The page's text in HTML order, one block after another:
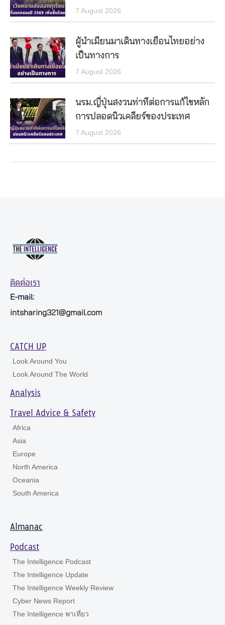
7 August 2026
ผู้นำเมียนมาเดินทางเยือนไทยอย่าง
เป็นทางการ
7 August 2026
นรม.ญี่ปุ่นสงวนท่าทีต่อการแก้ไขหลัก
การปลอดนิวเคลียร์ของประเทศ
7 August 2026
ติดต่อเรา
E-mail:
intsharing321@gmail.com
CATCH UP
Look Around You
Look Around The World
Analysis
Travel Advice & Safety
Africa
Asia
Europe
North America
Oceania
South America
Almanac
Podcast
The Intelligence Podcast
The Intelligence Update
The Intelligence Weekly Review
Cyber News Report
The Intelligence พาเที่ยว